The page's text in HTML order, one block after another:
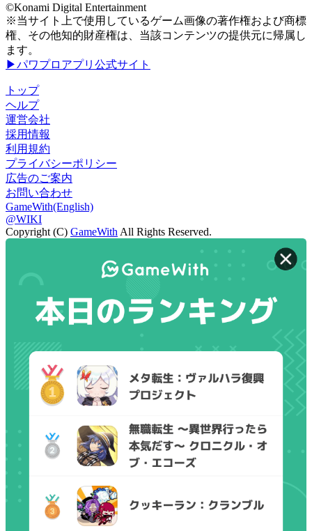
©Konami Digital Entertainment
※当サイト上で使用しているゲーム画像の著作権および商標
権、その他知的財産権は、当該コンテンツの提供元に帰属し
ます。
▶パワプロアプリ公式サイト
トップ
ヘルプ
運営会社
採用情報
利用規約
プライバシーポリシー
広告のご案内
お問い合わせ
GameWith(English)
@WIKI
Copyright (C) GameWith All Rights Reserved.